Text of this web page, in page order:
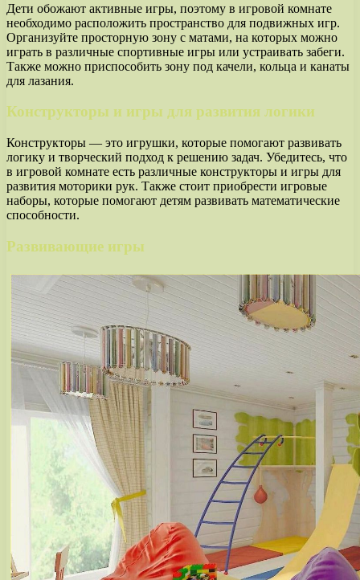
Дети обожают активные игры, поэтому в игровой комнате
необходимо расположить пространство для подвижных игр.
Организуйте просторную зону с матами, на которых можно
играть в различные спортивные игры или устраивать забеги.
Также можно приспособить зону под качели, кольца и канаты
для лазания.
Конструкторы и игры для развития логики
Конструкторы — это игрушки, которые помогают развивать
логику и творческий подход к решению задач. Убедитесь, что
в игровой комнате есть различные конструкторы и игры для
развития моторики рук. Также стоит приобрести игровые
наборы, которые помогают детям развивать математические
способности.
Развивающие игры